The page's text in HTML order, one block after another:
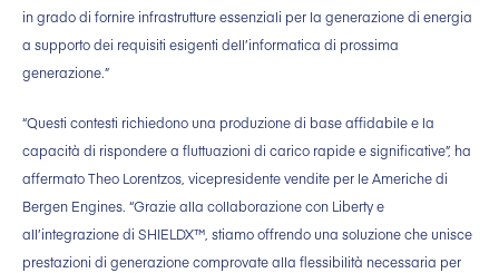
in grado di fornire infrastrutture essenziali per la generazione di energia
a supporto dei requisiti esigenti dell’informatica di prossima
generazione.”
“Questi contesti richiedono una produzione di base affidabile e la
capacità di rispondere a fluttuazioni di carico rapide e significative”, ha
affermato Theo Lorentzos, vicepresidente vendite per le Americhe di
Bergen Engines. “Grazie alla collaborazione con Liberty e
all’integrazione di SHIELDX™, stiamo offrendo una soluzione che unisce
prestazioni di generazione comprovate alla flessibilità necessaria per